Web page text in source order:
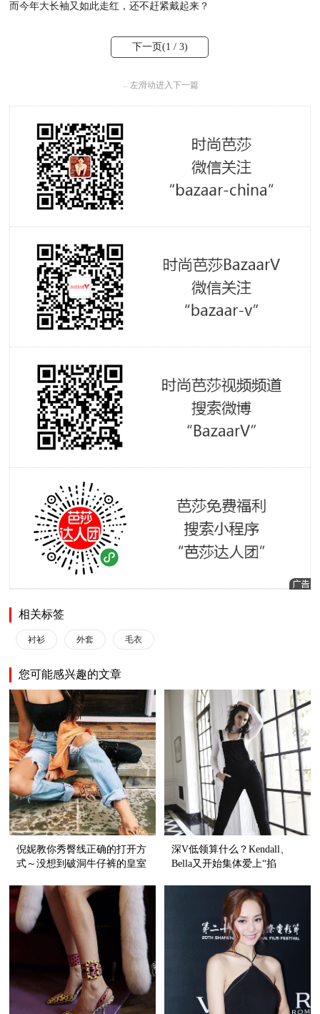
而今年大长袖又如此走红，还不赶紧戴起来？
下一页(1 / 3)
← 左滑动进入下一篇
相关标签
衬衫 外套 毛衣
您可能感兴趣的文章
倪妮教你秀臀线正确的打开方
式～没想到破洞牛仔裤的皇室
深V低领算什么？Kendall、
Bella又开始集体爱上“掐